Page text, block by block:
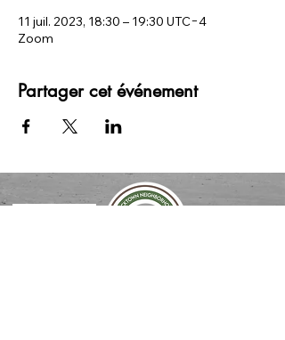
11 juil. 2023, 18:30 – 19:30 UTC−4
Zoom
Partager cet événement